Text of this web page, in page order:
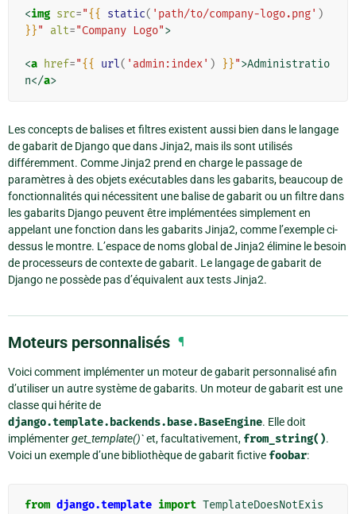
<img src="{{ static( 'path/to/company-logo.png' )
}}" alt="Company Logo">
<a href="{{ url( 'admin:index' ) }}">Administratio
n</a>
Les concepts de balises et filtres existent aussi bien dans le langage
de gabarit de Django que dans Jinja2, mais ils sont utilisés
différemment. Comme Jinja2 prend en charge le passage de
paramètres à des objets exécutables dans les gabarits, beaucoup de
fonctionnalités qui nécessitent une balise de gabarit ou un filtre dans
les gabarits Django peuvent être implémentées simplement en
appelant une fonction dans les gabarits Jinja2, comme l’exemple ci-
dessus le montre. L’espace de noms global de Jinja2 élimine le besoin
de processeurs de contexte de gabarit. Le langage de gabarit de
Django ne possède pas d’équivalent aux tests Jinja2.
Moteurs personnalisés ¶
Voici comment implémenter un moteur de gabarit personnalisé afin
d’utiliser un autre système de gabarits. Un moteur de gabarit est une
classe qui hérite de
django.template.backends.base.BaseEngine. Elle doit
implémenterget_template()`et, facultativement, from_string().
Voici un exemple d’une bibliothèque de gabarit fictive foobar:
from django.template import TemplateDoesNotExis